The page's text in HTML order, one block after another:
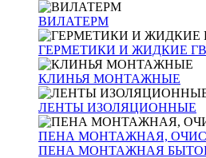
ВИЛАТЕРМ
ГЕРМЕТИКИ И ЖИДКИЕ
КЛИНЬЯ МОНТАЖНЫЕ
ЛЕНТЫ ИЗОЛЯЦИОННЫЕ
ПЕНА МОНТАЖНАЯ,
ПЕНА МОНТАЖНАЯ